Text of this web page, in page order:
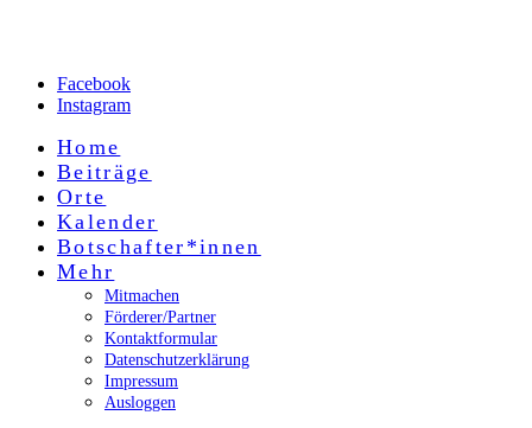
Facebook
Instagram
Home
Beiträge
Orte
Kalender
Botschafter*innen
Mehr
Mitmachen
Förderer/Partner
Kontaktformular
Datenschutzerklärung
Impressum
Ausloggen